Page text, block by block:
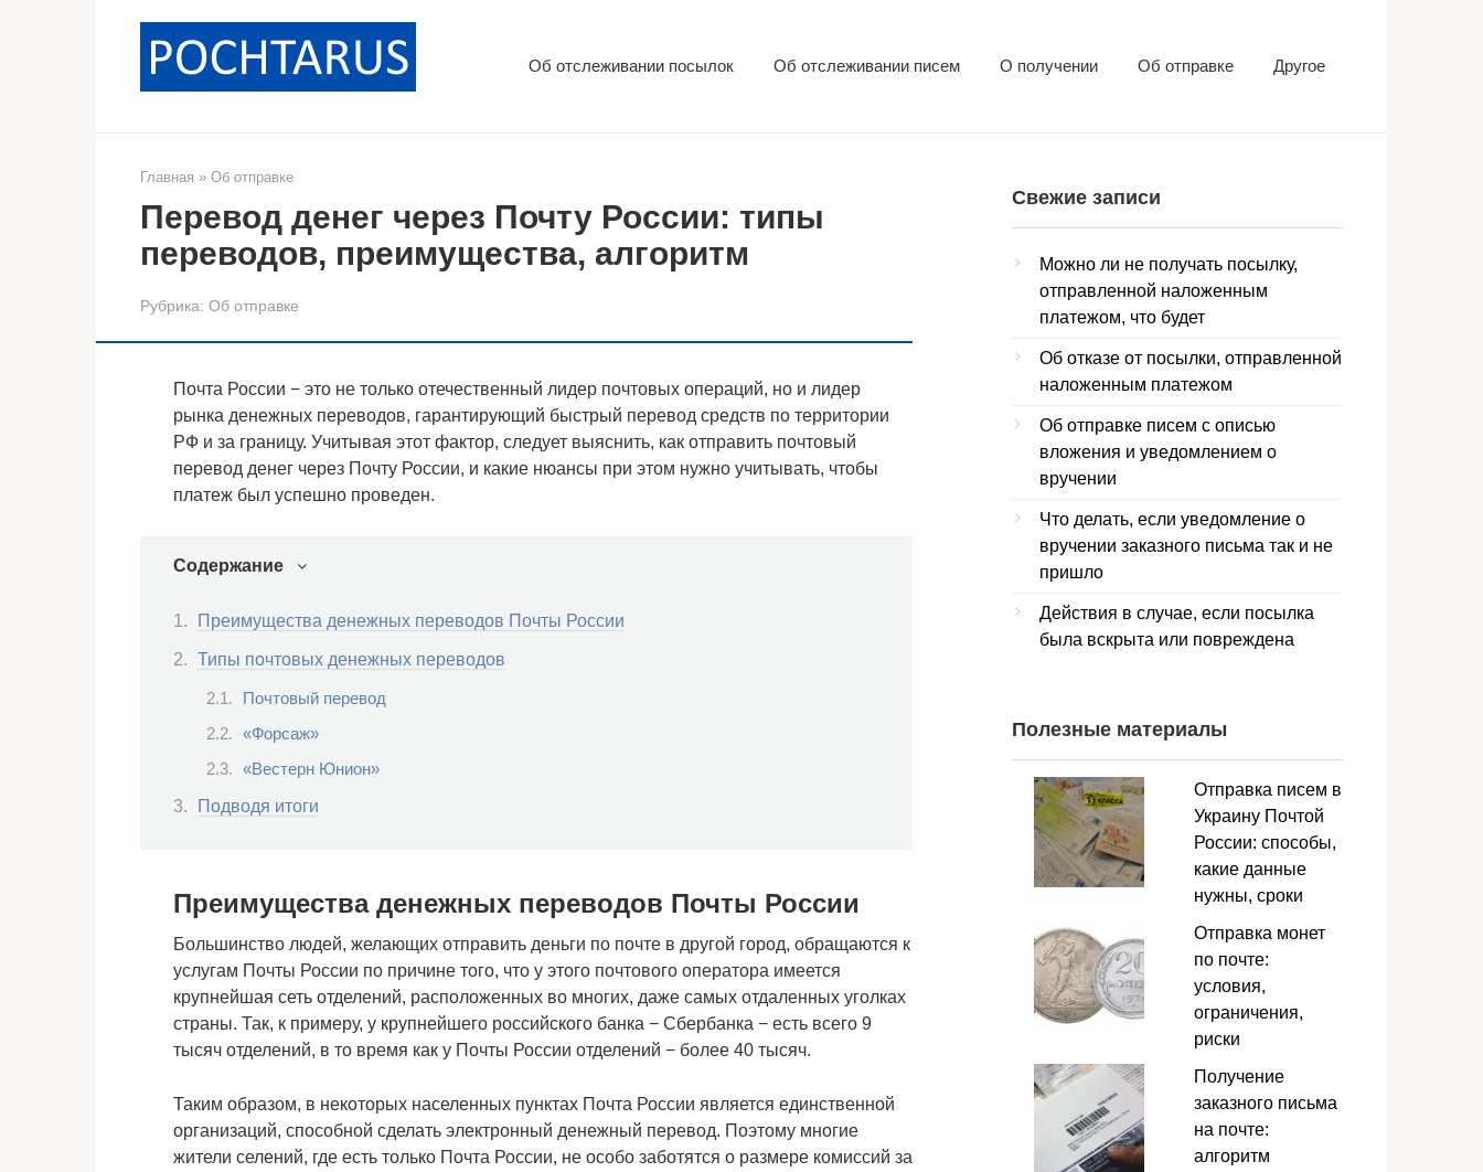
Об отслеживании посылок Об отслеживании писем О получении Об отправке Другое
Главная » Об отправке
Перевод денег через Почту России: типы
переводов, преимущества, алгоритм
Рубрика: Об отправке
Почта России − это не только отечественный лидер почтовых операций, но и лидер
рынка денежных переводов, гарантирующий быстрый перевод средств по территории
РФ и за границу. Учитывая этот фактор, следует выяснить, как отправить почтовый
перевод денег через Почту России, и какие нюансы при этом нужно учитывать, чтобы
платеж был успешно проведен.
Содержание
Преимущества денежных переводов Почты России
Типы почтовых денежных переводов
Почтовый перевод
«Форсаж»
«Вестерн Юнион»
Подводя итоги
Преимущества денежных переводов Почты России
Большинство людей, желающих отправить деньги по почте в другой город, обращаются к
услугам Почты России по причине того, что у этого почтового оператора имеется
крупнейшая сеть отделений, расположенных во многих, даже самых отдаленных уголках
страны. Так, к примеру, у крупнейшего российского банка − Сбербанка − есть всего 9
тысяч отделений, в то время как у Почты России отделений − более 40 тысяч.
Таким образом, в некоторых населенных пунктах Почта России является единственной
организаций, способной сделать электронный денежный перевод. Поэтому многие
жители селений, где есть только Почта России, не особо заботятся о размере комиссий за
Свежие записи
Можно ли не получать посылку,
отправленной наложенным
платежом, что будет
Об отказе от посылки, отправленной
наложенным платежом
Об отправке писем с описью
вложения и уведомлением о
вручении
Что делать, если уведомление о
вручении заказного письма так и не
пришло
Действия в случае, если посылка
была вскрыта или повреждена
Полезные материалы
Отправка писем в
Украину Почтой
России: способы,
какие данные
нужны, сроки
Отправка монет
по почте:
условия,
ограничения,
риски
Получение
заказного письма
на почте:
алгоритм